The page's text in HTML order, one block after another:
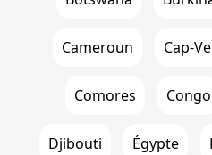
Cameroun Cap-
Comores Congo
Djibouti Égypte